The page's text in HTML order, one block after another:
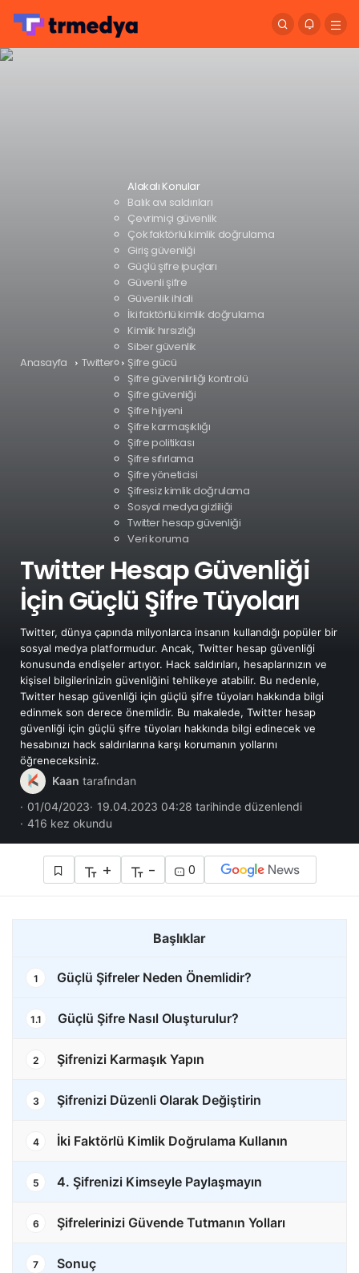
Anasayfa Twitter
Alakalı Konular
Balık avı saldırıları
Çevrimiçi güvenlik
Çok faktörlü kimlik doğrulama
Giriş güvenliği
Güçlü şifre ipuçları
Güvenli şifre
Güvenlik ihlali
İki faktörlü kimlik doğrulama
Kimlik hırsızlığı
Siber güvenlik
Şifre gücü
Şifre güvenilirliği kontrolü
Şifre güvenliği
Şifre hijyeni
Şifre karmaşıklığı
Şifre politikası
Şifre sıfırlama
Şifre yöneticisi
Şifresiz kimlik doğrulama
Sosyal medya gizliliği
Twitter hesap güvenliği
Veri koruma
Twitter Hesap Güvenliği
İçin Güçlü Şifre Tüyoları
Twitter, dünya çapında milyonlarca insanın kullandığı popüler bir
sosyal medya platformudur. Ancak, Twitter hesap güvenliği
konusunda endişeler artıyor. Hack saldırıları, hesaplarınızın ve
kişisel bilgilerinizin güvenliğini tehlikeye atabilir. Bu nedenle,
Twitter hesap güvenliği için güçlü şifre tüyoları hakkında bilgi
edinmek son derece önemlidir. Bu makalede, Twitter hesap
güvenliği için güçlü şifre tüyoları hakkında bilgi edinecek ve
hesabınızı hack saldırılarına karşı korumanın yollarını
öğreneceksiniz.
Kaan tarafından
01/04/2023
19.04.2023 04:28 tarihinde düzenlendi
416 kez okundu
+ - 0
Başlıklar
1 Güçlü Şifreler Neden Önemlidir?
1.1 Güçlü Şifre Nasıl Oluşturulur?
2 Şifrenizi Karmaşık Yapın
3 Şifrenizi Düzenli Olarak Değiştirin
4 İki Faktörlü Kimlik Doğrulama Kullanın
5 4. Şifrenizi Kimseyle Paylaşmayın
6 Şifrelerinizi Güvende Tutmanın Yolları
7 Sonuç